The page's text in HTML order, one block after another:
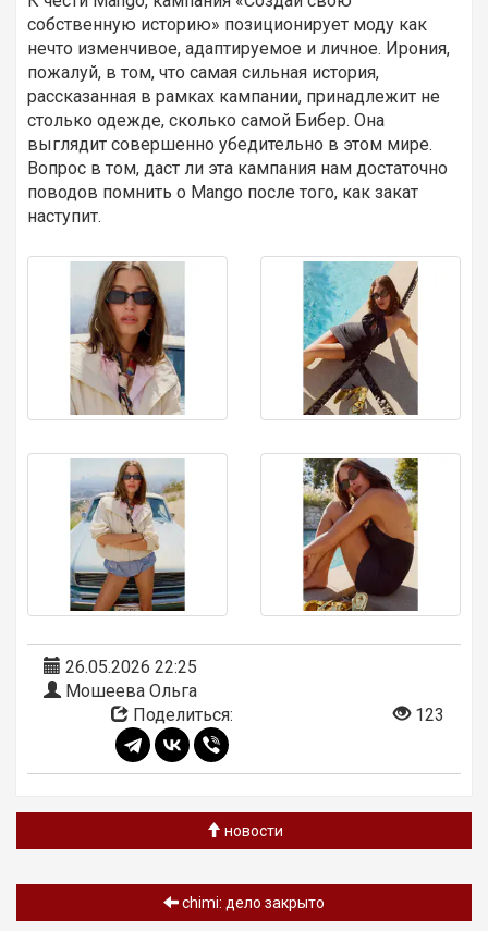
собственную историю» позиционирует моду как
нечто изменчивое, адаптируемое и личное. Ирония,
пожалуй, в том, что самая сильная история,
рассказанная в рамках кампании, принадлежит не
столько одежде, сколько самой Бибер. Она
выглядит совершенно убедительно в этом мире.
Вопрос в том, даст ли эта кампания нам достаточно
поводов помнить о Mango после того, как закат
наступит.
26.05.2026 22:25
Мошеева Ольга
Поделиться:
123
новости
chimi: дело закрыто